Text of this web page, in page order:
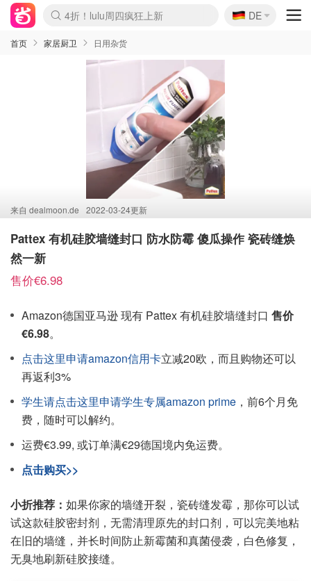
Boticinal 夏促开抢！
4折！lulu周四疯狂上新
还没结束！&OtherStories大促
Joybuy变相75折 随时失效
速领！Stanley独家85折
疑似霸哥！Camper额外叠85折
Zalando 奥莱闪促！每日更新
Moncler反季囤！5折起+叠9折
Coach Brooklyn仅€192
🇩🇪
DE
首页 家居厨卫 日用杂货
来自 dealmoon.de 2022-03-24更新
Pattex 有机硅胶墙缝封口 防水防霉 傻瓜操作 瓷砖缝焕
然一新
售价€6.98
Amazon德国亚马逊 现有 Pattex 有机硅胶墙缝封口 售价
€6.98。
点击这里申请amazon信用卡立减20欧，而且购物还可以
再返利3%
学生请点击这里申请学生专属amazon prime ，前6个月免
费，随时可以解约。
运费€3.99, 或订单满€29德国境内免运费。
点击购买>>
小折推荐： 如果你家的墙缝开裂，瓷砖缝发霉，那你可以试
试这款硅胶密封剂，无需清理原先的封口剂，可以完美地粘
在旧的墙缝，并长时间防止新霉菌和真菌侵袭，白色修复，
无臭地刷新硅胶接缝。